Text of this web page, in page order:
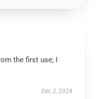
the first use; I
Dec 2, 2024